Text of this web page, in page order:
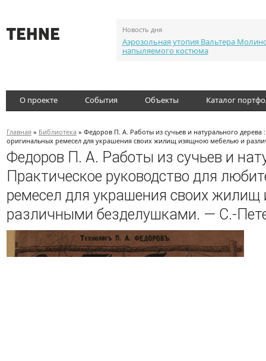
Новость дня
Аэрозольная утопия Вальтера
напыляемого костюма
О проекте События Объекты Каталог
Главная » Библиотека » Федоров П. А. Работы из сучьев и натурального дерева
оригинальных ремесел для украшения своих жилищ изящною мебелью и
Федоров П. А. Работы из сучьев и
Практическое руководство для
ремесел для украшения своих
различными безделушками. — С.-